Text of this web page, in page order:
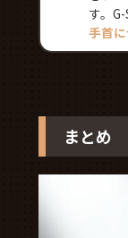
す。
手首
まとめ